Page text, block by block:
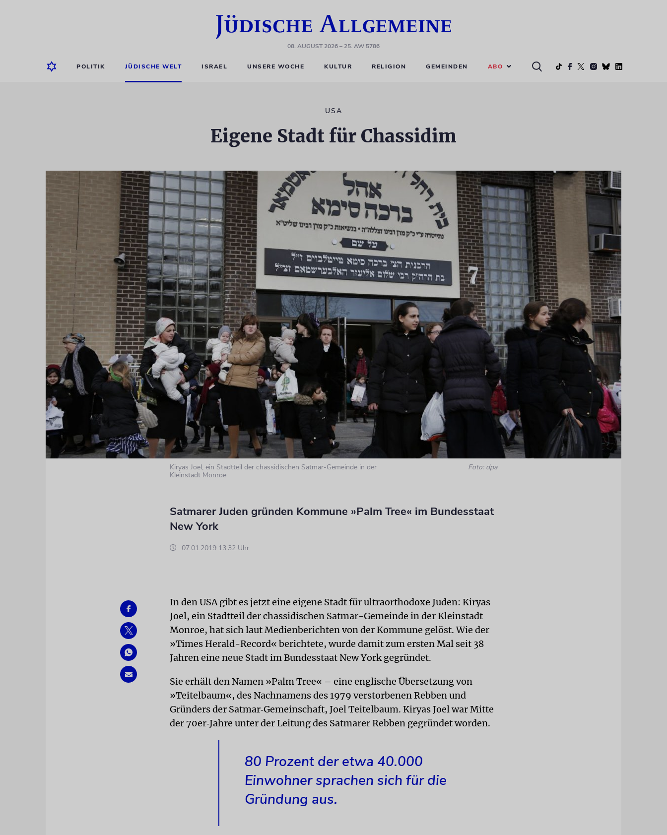
08. AUGUST 2026– 25. AW 5786
POLITIK JÜDISCHE WELT ISRAEL UNSERE WOCHE KULTUR RELIGION GEMEINDEN ABO
USA
Eigene Stadt für Chassidim
Kiryas Joel, ein Stadtteil der chassidischen Satmar‐Gemeinde in der
Kleinstadt Monroe
Foto: dpa
Satmarer Juden gründen Kommune »Palm Tree« im Bundesstaat
New York
07.01.2019 13:32 Uhr
In den USA gibt es jetzt eine eigene Stadt für ultraorthodoxe Juden: Kiryas
Joel, ein Stadtteil der chassidischen Satmar-Gemeinde in der Kleinstadt
Monroe, hat sich laut Medienberichten von der Kommune gelöst. Wie der
»Times Herald-Record« berichtete, wurde damit zum ersten Mal seit 38
Jahren eine neue Stadt im Bundesstaat New York gegründet.
Sie erhält den Namen »Palm Tree« – eine englische Übersetzung von
»Teitelbaum«, des Nachnamens des 1979 verstorbenen Rebben und
Gründers der Satmar‐Gemeinschaft, Joel Teitelbaum. Kiryas Joel war Mitte
der 70er‐Jahre unter der Leitung des Satmarer Rebben gegründet worden.
80 Prozent der etwa 40.000
Einwohner sprachen sich für die
Gründung aus.